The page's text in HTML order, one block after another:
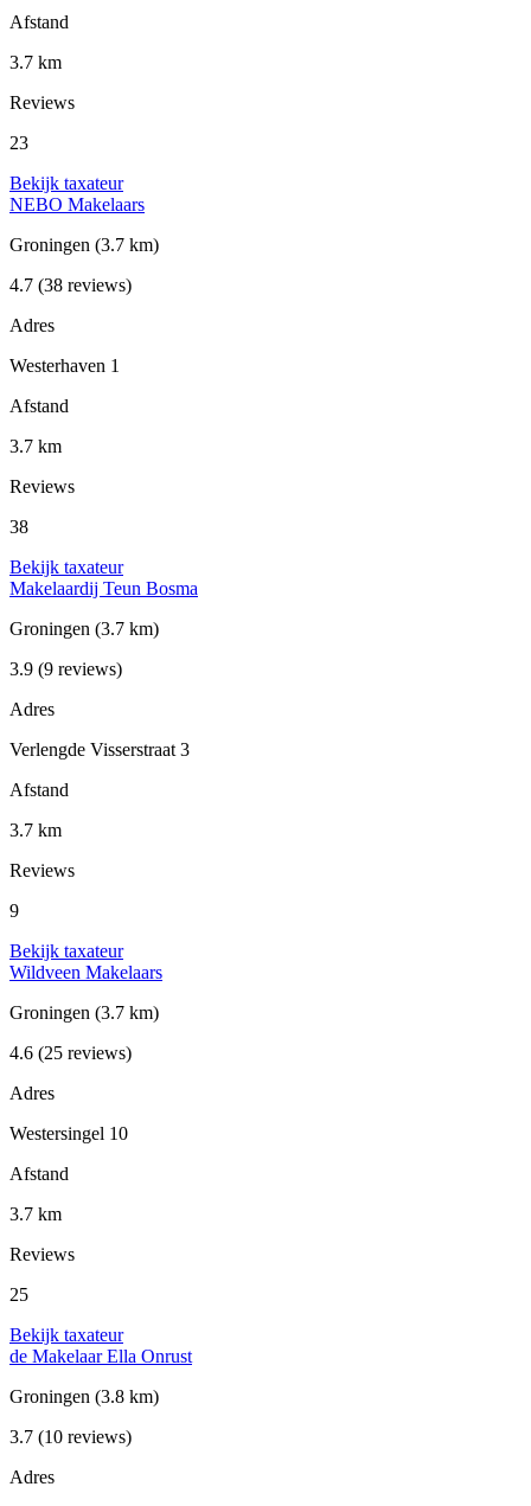
Afstand
3.7 km
Reviews
23
Bekijk taxateur
NEBO Makelaars
Groningen (3.7 km)
4.7 (38 reviews)
Adres
Westerhaven 1
Afstand
3.7 km
Reviews
38
Bekijk taxateur
Makelaardij Teun Bosma
Groningen (3.7 km)
3.9 (9 reviews)
Adres
Verlengde Visserstraat 3
Afstand
3.7 km
Reviews
9
Bekijk taxateur
Wildveen Makelaars
Groningen (3.7 km)
4.6 (25 reviews)
Adres
Westersingel 10
Afstand
3.7 km
Reviews
25
Bekijk taxateur
de Makelaar Ella Onrust
Groningen (3.8 km)
3.7 (10 reviews)
Adres